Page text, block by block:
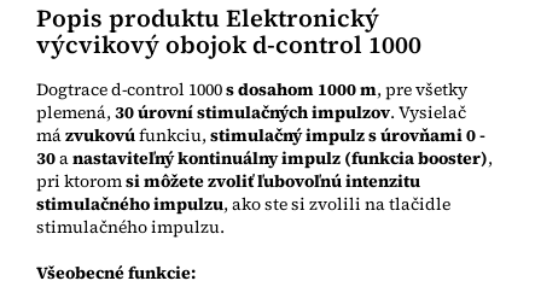
Popis produktu Elektronický
výcvikový obojok d-control 1000
Dogtrace d-control 1000s dosahom 1000 m, pre všetky
plemená, 30 úrovní stimulačných impulzov. Vysielač
mázvukovúfunkciu, stimulačný impulz s úrovňami 0 -
30anastaviteľný kontinuálny impulz (funkcia booster),
pri ktoromsi môžete zvoliť ľubovoľnú intenzitu
stimulačného impulzu, ako ste si zvolili na tlačidle
stimulačného impulzu.
Všeobecné funkcie: